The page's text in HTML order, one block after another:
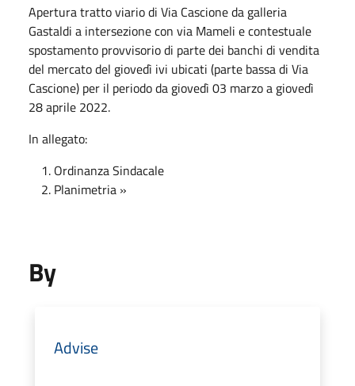
Apertura tratto viario di Via Cascione da galleria
Gastaldi a intersezione con via Mameli e contestuale
spostamento provvisorio di parte dei banchi di vendita
del mercato del giovedì ivi ubicati (parte bassa di Via
Cascione) per il periodo da giovedì 03 marzo a giovedì
28 aprile 2022.
In allegato:
Ordinanza Sindacale
Planimetria »
By
Advise